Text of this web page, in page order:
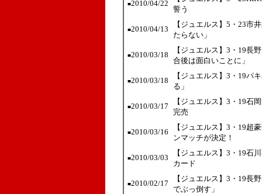
■2010/04/22
誓う
■2010/04/13
【ジュエルス】5・23市
たらない」
■2010/03/18
【ジュエルス】3・19長
合後は面白いことに」
■2010/03/18
【ジュエルス】3・19パ
る」
■2010/03/17
【ジュエルス】3・19石
完売
■2010/03/16
【ジュエルス】3・19超
ンマッチが決定！
■2010/03/03
【ジュエルス】3・19石
カード
■2010/02/17
【ジュエルス】3・19長
でぶっ倒す」